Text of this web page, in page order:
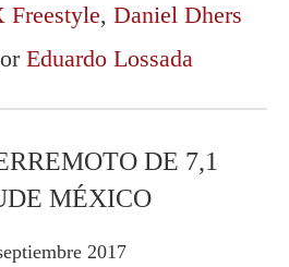
, Daniel Dhers
Eduardo Lossada
DE 7,1
MÉXICO
2017